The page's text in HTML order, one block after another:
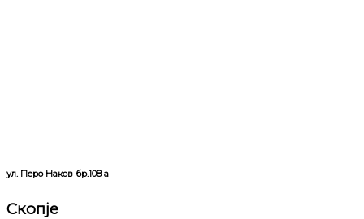
ул. Перо Наков бр.108 а
Скопје